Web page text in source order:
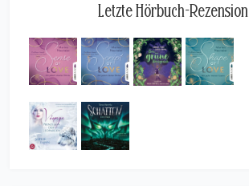
Letzte Hörbuch-